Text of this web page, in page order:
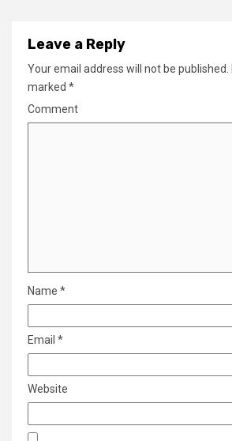
Leave a Reply
Your email address will not be published.
marked *
Comment
Name *
Email *
Website